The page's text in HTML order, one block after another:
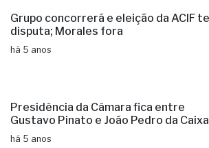
Grupo concorrerá e eleição da ACIF
disputa; Morales fora
há 5 anos
Presidência da Câmara fica entre
Gustavo Pinato e João Pedro da Caixa
há 5 anos